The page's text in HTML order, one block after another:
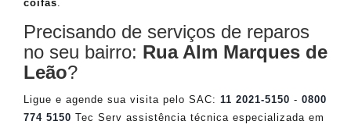
coifas
Precisando de serviços de reparos
no seu bairro: Rua Alm Marques de
Leão?
Ligue e agende sua visita pelo SAC: 11 2021-5150 - 0800
774 5150 Tec Serv assistência técnica especializada em